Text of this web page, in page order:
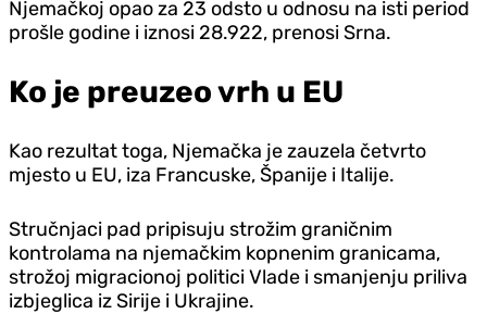
Njemačkoj opao za 23 odsto u odnosu na isti period
prošle godine i iznosi 28.922, prenosi Srna.
Ko je preuzeo vrh u EU
Kao rezultat toga, Njemačka je zauzela četvrto
mjesto u EU, iza Francuske, Španije i Italije.
Stručnjaci pad pripisuju strožim graničnim
kontrolama na njemačkim kopnenim granicama,
strožoj migracionoj politici Vlade i smanjenju priliva
izbjeglica iz Sirije i Ukrajine.